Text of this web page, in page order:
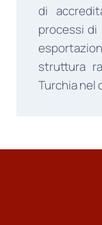
di
processi di
struttura
Turchia nel